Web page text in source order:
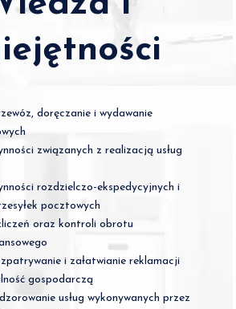
doręczanie i wydawanie
związanych z realizacją usług
rozdzielczo-ekspedycyjnych i
pocztowych
oraz kontroli obrotu
i załatwianie reklamacji
gospodarczą
usług wykonywanych przez